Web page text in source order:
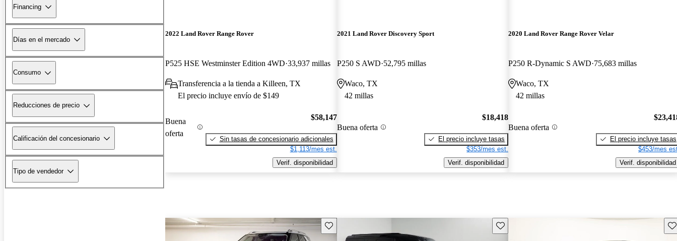
Financing
Días en el mercado
Consumo
Reducciones de precio
Calificación del concesionario
Tipo de vendedor
2022 Land Rover Range Rover
P525 HSE Westminster Edition 4WD 33,937 millas
Transferencia a la tienda a Killeen, TX
El precio incluye envío de $149
Buena
oferta
$58,147
Sin tasas de concesionario adicionales
$1,113/mes est.
Verif. disponibilidad
2021 Land Rover Discovery Sport
P250 S AWD 52,795 millas
Waco, TX
42 millas
Buena oferta
$18,418
El precio incluye tasas
$353/mes est.
Verif. disponibilidad
2020 Land Rover Range Rover Velar
P250 R-Dynamic S AWD 75,683 millas
Waco, TX
42 millas
Buena oferta
El precio incluye tasas
$453/mes
Verif. disponibilidad
Guarda este Aviso Guarda este Aviso